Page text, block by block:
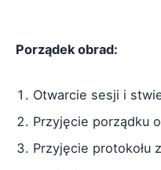
Porządek obrad:
Otwarcie sesji i
Przyjęcie porządku
Przyjęcie protokołu